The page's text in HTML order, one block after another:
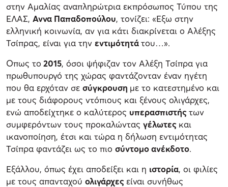
στην Αμαλίας αναπληρώτρια εκπρόσωπος Τύπου της
ΕΛΑΣ, Αννα Παπαδοπούλου, τονίζει: «Εξω στην
ελληνική κοινωνία, αν για κάτι διακρίνεται ο Αλέξης
Τσίπρας, είναι για την εντιμότητάτου…».
Οπως το 2015, όσοι ψήφιζαν τον Αλέξη Τσίπρα για
πρωθυπουργό της χώρας φαντάζονταν έναν ηγέτη
που θα ερχόταν σε σύγκρουση με το κατεστημένο και
με τους διάφορους ντόπιους και ξένους ολιγάρχες,
ενώ αποδείχτηκε ο καλύτερος υπερασπιστήςτων
συμφερόντων τους προκαλώντας γέλωτες και
ικανοποίηση, έτσι και τώρα η δήλωση εντιμότητας
Τσίπρα φαντάζει ως το πιο σύντομο ανέκδοτο.
Εξάλλου, όπως έχει αποδείξει και η ιστορία, οι φιλίες
με τους απανταχού ολιγάρχες είναι συνήθως